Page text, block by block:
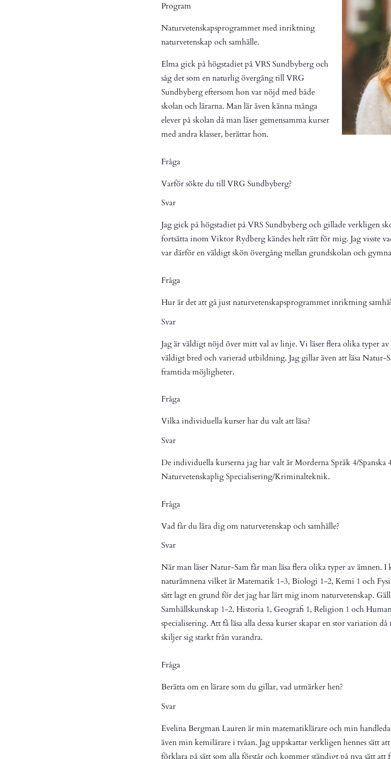
Program
Naturvetenskapsprogrammet med inriktning
naturvetenskap och samhälle.
Elma gick på högstadiet på VRS Sundbyberg och
såg det som en naturlig övergång till VRG
Sundbyberg eftersom hon var nöjd med både
skolan och lärarna. Man lär även känna många
elever på skolan då man läser gemensamma kurser
med andra klasser, berättar hon.
Fråga
Varför sökte du till VRG Sundbyberg?
Svar
Jag gick på högstadiet på VRS Sundbyberg och gillade verkligen
fortsätta inom Viktor Rydberg kändes helt rätt för mig. Jag visste
var därför en väldigt skön övergång mellan grundskolan och
Fråga
Hur är det att gå just naturvetenskapsprogrammet inriktning
Svar
Jag är väldigt nöjd över mitt val av linje. Vi läser flera olika typer
väldigt bred och varierad utbildning. Jag gillar även att läsa Natur-
framtida möjligheter.
Fråga
Vilka individuella kurser har du valt att läsa?
Svar
De individuella kurserna jag har valt är Morderna Språk 4/Spanska
Naturvetenskaplig Specialisering/Kriminalteknik.
Fråga
Vad får du lära dig om naturvetenskap och samhälle?
Svar
När man läser Natur-Sam får man läsa flera olika typer av ämnen. I
naturämnena vilket är Matematik 1-3, Biologi 1-2, Kemi 1 och
sätt lagt en grund för det jag har lärt mig inom naturvetenskap.
Samhällskunskap 1-2, Historia 1, Geografi 1, Religion 1 och
specialisering. Att få läsa alla dessa kurser skapar en stor variation
skiljer sig starkt från varandra.
Fråga
Berätta om en lärare som du gillar, vad utmärker hen?
Svar
Evelina Bergman Lauren är min matematiklärare och min
även min kemilärare i tvåan. Jag uppskattar verkligen hennes sätt
förklara på sätt som alla förstår och kommer ständigt på nya sätt